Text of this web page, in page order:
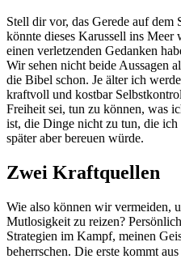
Stell dir vor, das Gerede auf dem
könnte dieses Karussell ins
einen verletzenden Gedanken
Wir sehen nicht beide Aussagen
die Bibel schon. Je älter ich
kraftvoll und kostbar
Freiheit sei, tun zu können, was
ist, die Dinge nicht zu tun, die
später aber bereuen würde.
Zwei Kraftquellen
Wie also können wir vermeiden,
Mutlosigkeit zu reizen?
Strategien im Kampf, meinen
beherrschen. Die erste kommt aus